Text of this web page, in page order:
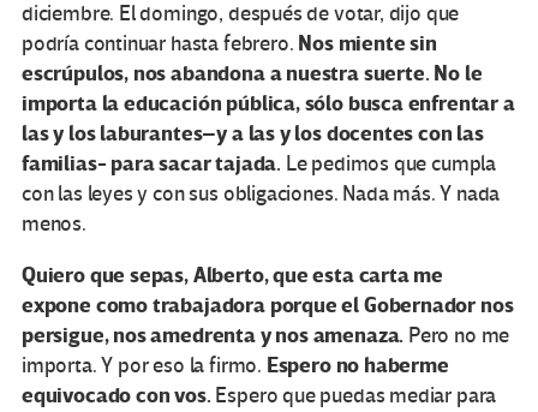
diciembre. El domingo, después de votar, dijo que
podría continuar hasta febrero. Nos miente sin
escrúpulos, nos abandona a nuestra suerte. No le
importa la educación pública, sólo busca enfrentar a
las y los laburantes–y a las y los docentes con las
familias- para sacar tajada. Le pedimos que cumpla
con las leyes y con sus obligaciones. Nada más. Y nada
menos.
Quiero que sepas, Alberto, que esta carta me
expone como trabajadora porque el Gobernador nos
persigue, nos amedrenta y nos amenaza. Pero no me
importa. Y por eso la firmo. Espero no haberme
equivocado con vos. Espero que puedas mediar para